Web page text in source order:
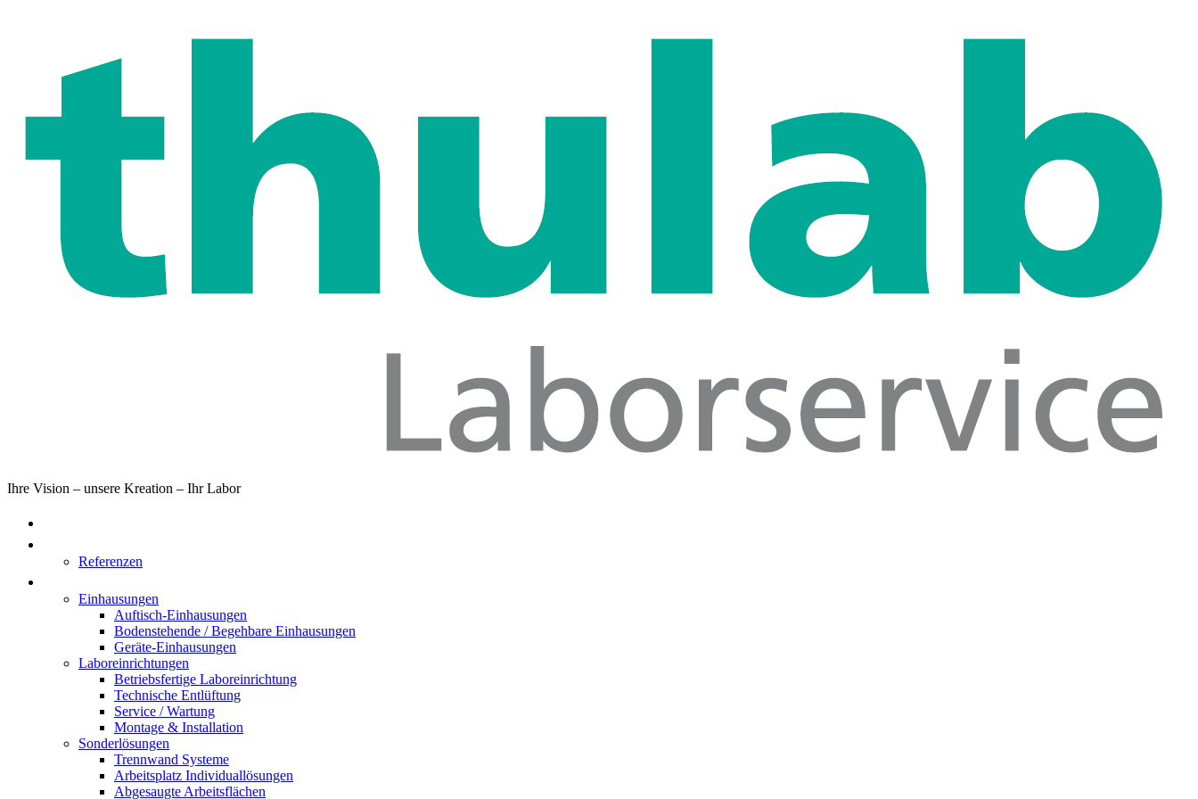
Ihre Vision – unsere Kreation – Ihr Labor
Referenzen
Einhausungen
Auftisch-Einhausungen
Bodenstehende / Begehbare Einhausungen
Geräte-Einhausungen
Laboreinrichtungen
Betriebsfertige Laboreinrichtung
Technische Entlüftung
Service / Wartung
Montage & Installation
Sonderlösungen
Trennwand Systeme
Arbeitsplatz Individuallösungen
Abgesaugte Arbeitsflächen